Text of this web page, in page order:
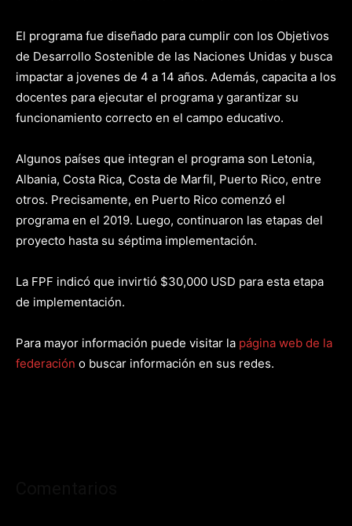
El programa fue diseñado para cumplir con los Objetivos
de Desarrollo Sostenible de las Naciones Unidas y busca
impactar a jovenes de 4 a 14 años. Además, capacita a los
docentes para ejecutar el programa y garantizar su
funcionamiento correcto en el campo educativo.
Algunos países que integran el programa son Letonia,
Albania, Costa Rica, Costa de Marfil, Puerto Rico, entre
otros. Precisamente, en Puerto Rico comenzó el
programa en el 2019. Luego, continuaron las etapas del
proyecto hasta su séptima implementación.
La FPF indicó que invirtió $30,000 USD para esta etapa
de implementación.
Para mayor información puede visitar la página web de la
federación o buscar información en sus redes.